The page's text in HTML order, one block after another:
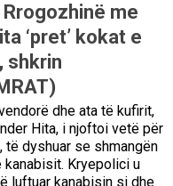
me
‘pret’ kokat e
shkrin
dhe ata të kufirit,
Hita, i njoftoi vetë për
dyshuar se shmangën
Kryepolici u
luftuar kanabisin si dhe